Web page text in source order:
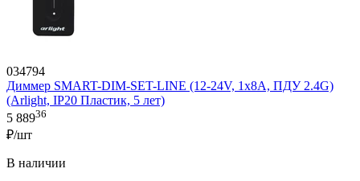
034794
Диммер SMART-DIM-SET-LINE (12-24V, 1x8A, ПДУ 2.4G)
(Arlight, IP20 Пластик, 5 лет)
5 88936
₽/шт
В наличии